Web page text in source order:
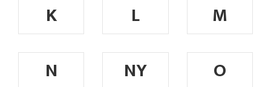
K
L
M
N
NY
O